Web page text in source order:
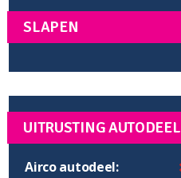
SLAPEN
UITRUSTING AUTODEEL
Airco autodeel: